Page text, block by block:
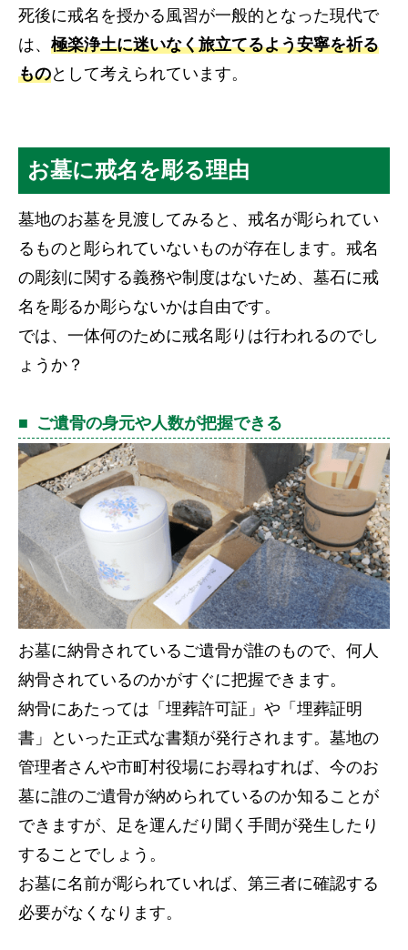
死後に戒名を授かる風習が一般的となった現代で
は、 極楽浄土に迷いなく旅立てるよう安寧を祈る
ものとして考えられています。
お墓に戒名を彫る理由
墓地のお墓を見渡してみると、戒名が彫られてい
るものと彫られていないものが存在します。戒名
の彫刻に関する義務や制度はないため、墓石に戒
名を彫るか彫らないかは自由です。
では、一体何のために戒名彫りは行われるのでし
ょうか？
ご遺骨の身元や人数が把握できる
お墓に納骨されているご遺骨が誰のもので、何人
納骨されているのかがすぐに把握できます。
納骨にあたっては「埋葬許可証」や「埋葬証明
書」といった正式な書類が発行されます。墓地の
管理者さんや市町村役場にお尋ねすれば、今のお
墓に誰のご遺骨が納められているのか知ることが
できますが、足を運んだり聞く手間が発生したり
することでしょう。
お墓に名前が彫られていれば、第三者に確認する
必要がなくなります。